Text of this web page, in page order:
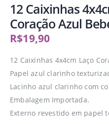
12 Caixinhas
Coração Azul
R$19,90
12 Caixinhas 4x4cm Laço
Papel azul clarinho
Lacinho azul clarinho com
Embalagem Importada.
Externo revestido em papel